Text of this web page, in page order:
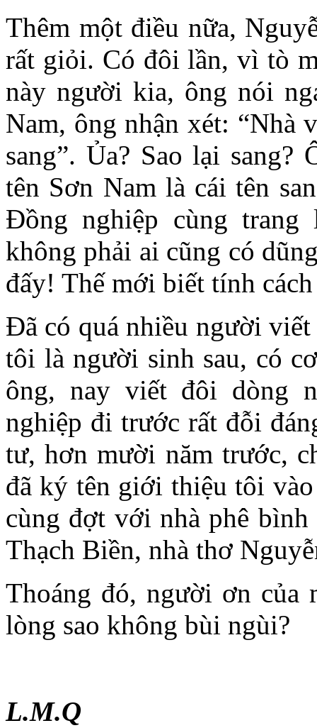
Thêm một điều nữa,
rất giỏi. Có đôi lần, vì tò
này người kia, ông nói
Nam, ông nhận xét: “Nhà
sang”. Ủa? Sao lại
tên Sơn Nam là cái tên
Đồng nghiệp cùng
không phải ai cũng có
đấy! Thế mới biết tính
Đã có quá nhiều người viết
tôi là người sinh sau, có
ông, nay viết đôi dòng
nghiệp đi trước rất đỗi
tư, hơn mười năm trước,
đã ký tên giới thiệu tôi
cùng đợt với nhà phê
Thạch Biền, nhà thơ
Thoáng đó, người ơn
lòng sao không bùi ngùi?
L.M.Q